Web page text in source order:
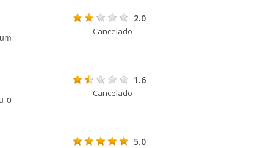
2.0
Cancelado
o
1.6
Cancelado
5.0